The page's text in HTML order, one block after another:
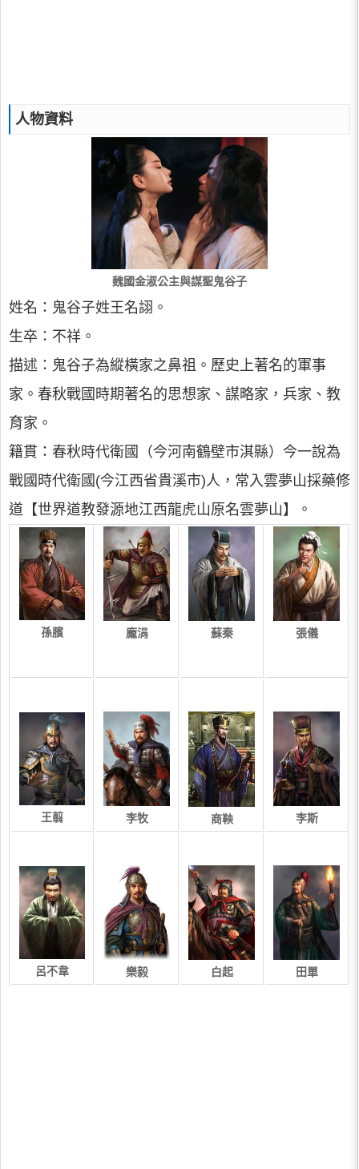
人物資料
魏國金淑公主與謀聖鬼谷子
姓名：鬼谷子姓王名詡。
生卒：不祥。
描述：鬼谷子為縱橫家之鼻祖。歷史上著名的軍事
家。春秋戰國時期著名的思想家、謀略家，兵家、教
育家。
籍貫：春秋時代衛國（今河南鶴壁市淇縣）今一說為
戰國時代衛國(今江西省貴溪市)人，常入雲夢山採藥修
道【世界道教發源地江西龍虎山原名雲夢山】。
孫臏 龐涓 蘇秦 張儀
王翦 李牧 商鞅 李斯
呂不韋 樂毅 白起 田單